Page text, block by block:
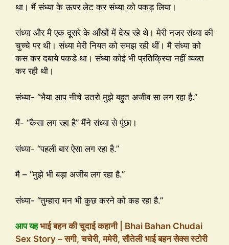
था। मैं संध्या के ऊपर लेट कर संध्या को पकड़ लिया।
संध्या और मै एक दूसरे के आँखों में देख रहे थे। मेरी नजर संध्या की
चुच्चे पर थी। संध्या मेरी नियत को समझ रही थीं। मै संध्या को
कस कर दबाये पकडे था। संध्या कोई भी प्रतिक्रिया नहीं व्यक्त
कर रही थी।
संध्या- “भैया आप नीचे उतरो मुझे बहुत अजीब सा लग रहा है.”
मैं- “कैसा लग रहा है” मैंने संध्या से पूंछा।
संध्या- “पहली बार ऐसा लग रहा है.”
मै – “मुझे भी बड़ा अजीब लग रहा है.”
संध्या- “तुम्हारा मन भी कुछ करने को कह रहा है.”
आप यहभाई बहन की चुदाई कहानी | Bhai Bahan Chudai
Sex Story – सगी, चचेरी, ममेरी, सौतेली भाई बहन सेक्स स्टोरी